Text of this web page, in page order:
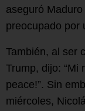
aseguró
preocupado por
También, al ser
Trump, dijo: “Mi
peace!”. Sin
miércoles,